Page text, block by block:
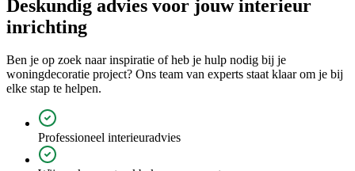
Deskundig advies voor jouwinterieur
inrichting
Ben je op zoek naar inspiratie of heb je hulp nodig bij je
woningdecoratie project? Ons team van experts staat klaar om je bij
elke stap te helpen.
Professioneel interieuradvies